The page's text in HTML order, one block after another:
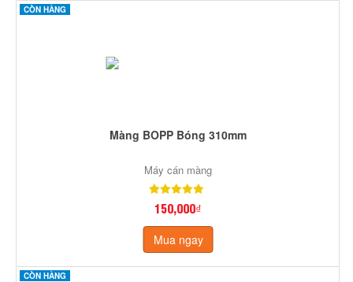
CÒN HÀNG
Màng BOPP Bóng 310mm
Máy cán màng
150,000₫
Mua ngay
CÒN HÀNG